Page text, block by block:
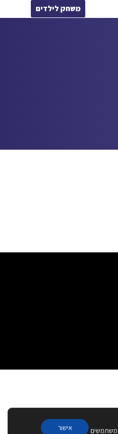
משחק לילדים
משתמשים אישור